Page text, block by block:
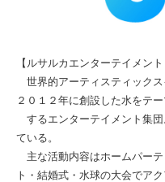
【ルサルカエンターテイメント
世界的アーティスティック
２０１２年に創設した水をテ
するエンターテイメント集
ている。
主な活動内容はホームパー
ト・結婚式・水球の大会でア